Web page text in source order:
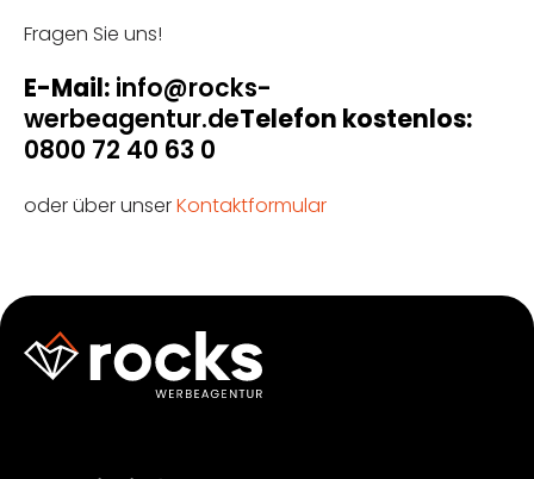
Fragen Sie uns!
E-Mail: info@rocks-
werbeagentur.deTelefon kostenlos:
0800 72 40 63 0
oder über unserKontaktformular